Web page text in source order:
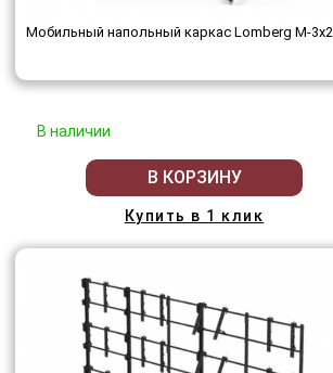
Мобильный напольный каркас Lomberg M-3х2
В наличии
В КОРЗИНУ
Купить в 1 клик